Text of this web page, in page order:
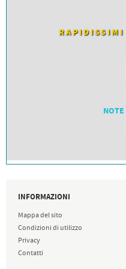
RAPIDISSIMI
NOTE
INFORMAZIONI
Mappa del sito
Condizioni di utilizzo
Privacy
Contatti